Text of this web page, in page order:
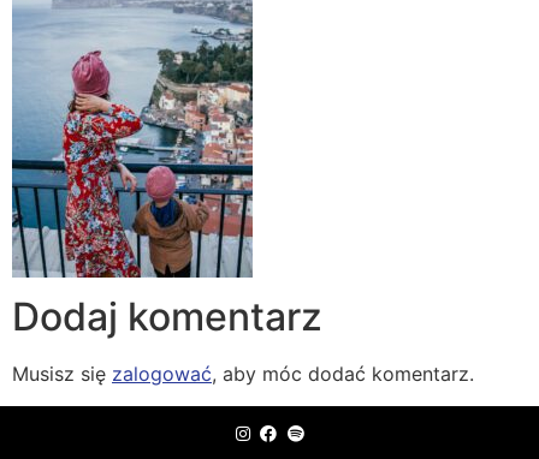
Dodaj komentarz
Musisz się zalogować, aby móc dodać komentarz.